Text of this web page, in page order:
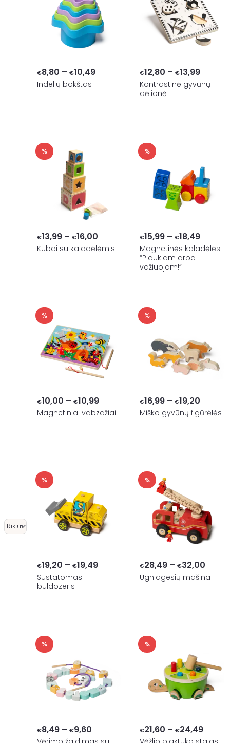
€8,80 – €10,49Price
Indelių bokštas
€12,80 – €13,99Price
range:
Kontrastinė gyvūnų
dėlionė
%
€13,99 – €16,00Price
range:
Kubai su kaladėlėmis
%
€15,99 – €18,49Price
range:
Magnetinės kaladėlės
“Plaukiam arba
važiuojam!”
%
€10,00 – €10,99Price
range:
Magnetiniai vabzdžiai
%
€16,99 – €19,20Price
range:
Miško gyvūnų figūrėlės
%
€19,20 – €19,49Price
Sustatomas
buldozeris
%
€28,49 – €32,00Price
Ugniagesių mašina
%
€8,49 – €9,60Price
%
€21,60 – €24,49Price